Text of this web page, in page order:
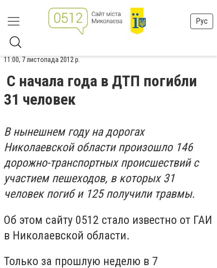
Рус
11:00, 7 листопада 2012 р.
С начала года в ДТП погибли
31 человек
В нынешнем году на дорогах
Николаевской области произошло 146
дорожно-транспортных происшествий с
участием пешеходов, в которых 31
человек погиб и 125 получили травмы.
Об этом сайту 0512 стало известно от ГАИ
в Николаевской области.
Только за прошлую неделю в 7